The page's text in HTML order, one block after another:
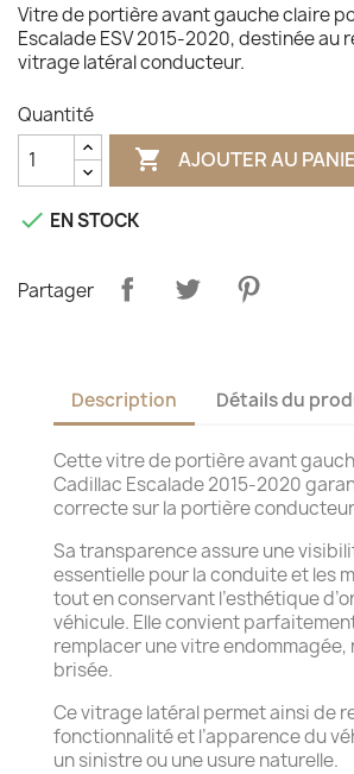
Vitre de portière avant gauche claire
Escalade ESV 2015-2020, destinée au
vitrage latéral conducteur.
Quantité
 AJOUTER AU
 EN STOCK
Partager
Description Détails du
Cette vitre de portière avant
Cadillac Escalade 2015-2020
correcte sur la portière
Sa transparence assure une
essentielle pour la conduite et les
tout en conservant l’esthétique
véhicule. Elle convient
remplacer une vitre endommagée,
brisée.
Ce vitrage latéral permet ainsi de
fonctionnalité et l’apparence du
un sinistre ou une usure naturelle.